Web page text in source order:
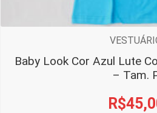
Baby Look Cor Azul Lute
– Tam.
R$